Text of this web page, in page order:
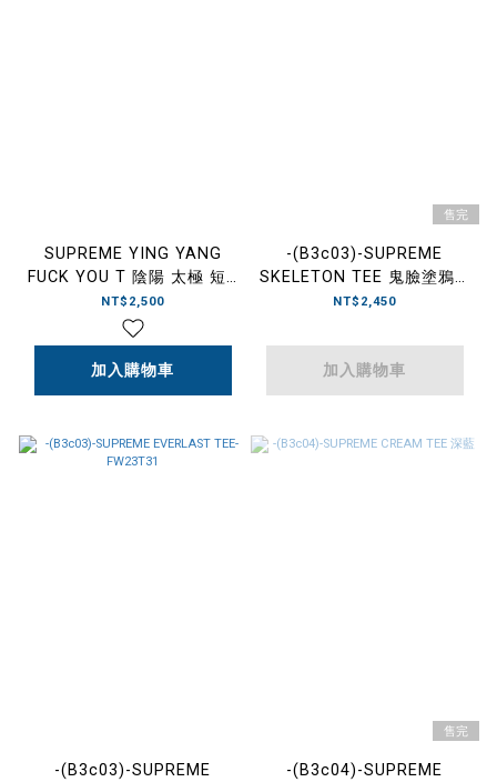
SUPREME YING YANG
FUCK YOU T 陰陽 太極 短T
黃色
NT$2,500
加入購物車
售完
-(B3c03)-SUPREME
SKELETON TEE 鬼臉塗鴉T-
FW23T5
NT$2,450
加入購物車
-(B3c03)-SUPREME
售完
-(B3c04)-SUPREME